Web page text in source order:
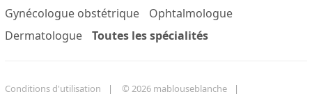
Gynécologue obstétrique
Ophtalmologue
Dermatologue
Toutes les spécialités
Conditions d'utilisation
© 2026 mablouseblanche